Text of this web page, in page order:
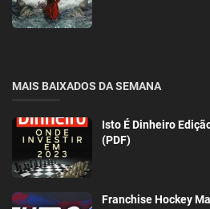
MAIS BAIXADOS DA SEMANA
Isto É Dinheiro
(PDF)
Franchise Hockey